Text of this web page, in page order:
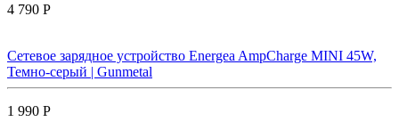
4 790 Р
Сетевое зарядное устройство Energea AmpCharge MINI 45W,
Темно-серый | Gunmetal
1 990 Р